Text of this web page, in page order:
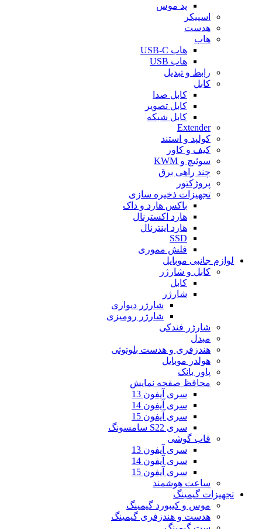
پد موس
اسپیکر
هدست
هاب
هاب USB-C
هاب USB
رابط و تبدیل
کابل
کابل صدا
کابل تصویر
کابل شبکه
Extender
کولپد و استند
کیف و کاور
سوئیچ و KWM
چند راهی برق
پروژکتور
تجهیزات ذخیره سازی
باکس هارد و داک
هارد اکسترنال
هارد اینترنال
SSD
فلش مموری
لوازم جانبی موبایل
کابل و شارژر
کابل
شارژر
شارژر دیواری
شارژر رومیزی
شارژر فندکی
مبدل
هندزفری و هدست بلوتوثی
هولدر موبایل
پاور بانک
محافظ صفحه نمایش
سری آیفون 13
سری آیفون 14
سری آیفون 15
سری S22 سامسونگ
قاب گوشی
سری آیفون 13
سری آیفون 14
سری آیفون 15
ساعت هوشمند
تجهیزات گیمینگ
موس و کیبورد گیمینگ
هدست و هندزفری گیمینگ